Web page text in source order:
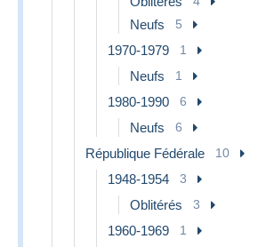
Neufs 5
1970-1979 1
Neufs 1
1980-1990 6
Neufs 6
République Fédérale 10
1948-1954 3
Oblitérés 3
1960-1969 1